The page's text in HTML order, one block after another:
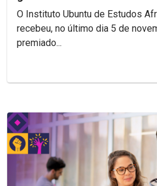
Arnaldo Sucuma
O Instituto Ubuntu de Estudos
recebeu, no último dia 5 de
premiado...